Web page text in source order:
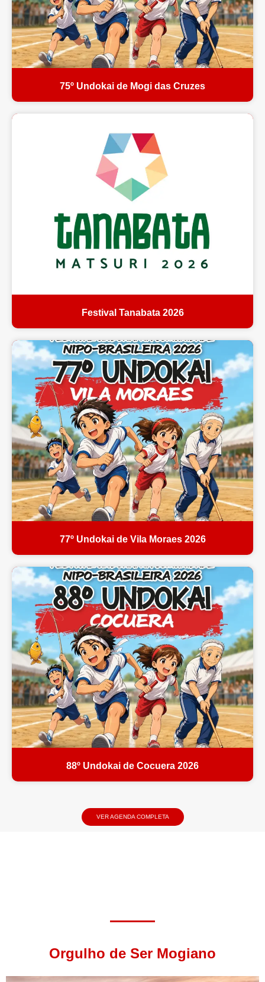
75º Undokai de Mogi das Cruzes
Festival Tanabata 2026
77º Undokai de Vila Moraes 2026
88º Undokai de Cocuera 2026
VER AGENDA COMPLETA
Orgulho de Ser Mogiano